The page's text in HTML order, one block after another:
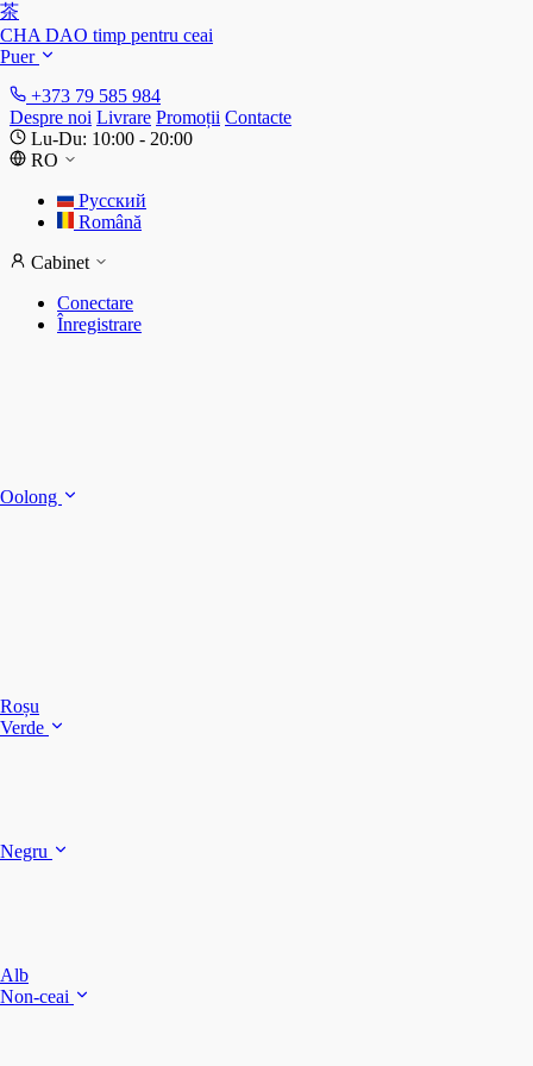
+373 79 585 984
Despre noi Livrare Promoții Contacte
Lu-Du: 10:00 - 20:00
RO
Русский
Română
Cabinet
Conectare
Înregistrare
茶
CHA DAO timp pentru ceai
Puer
Oolong
Roșu
Verde
Negru
Alb
Non-ceai